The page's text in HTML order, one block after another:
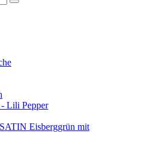
Lili Pepper